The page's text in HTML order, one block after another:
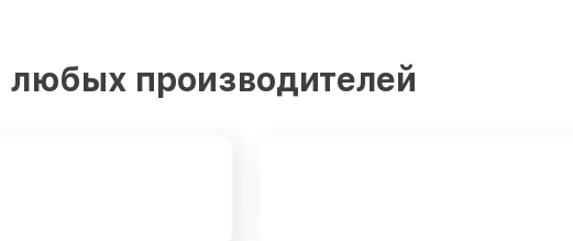
производителей